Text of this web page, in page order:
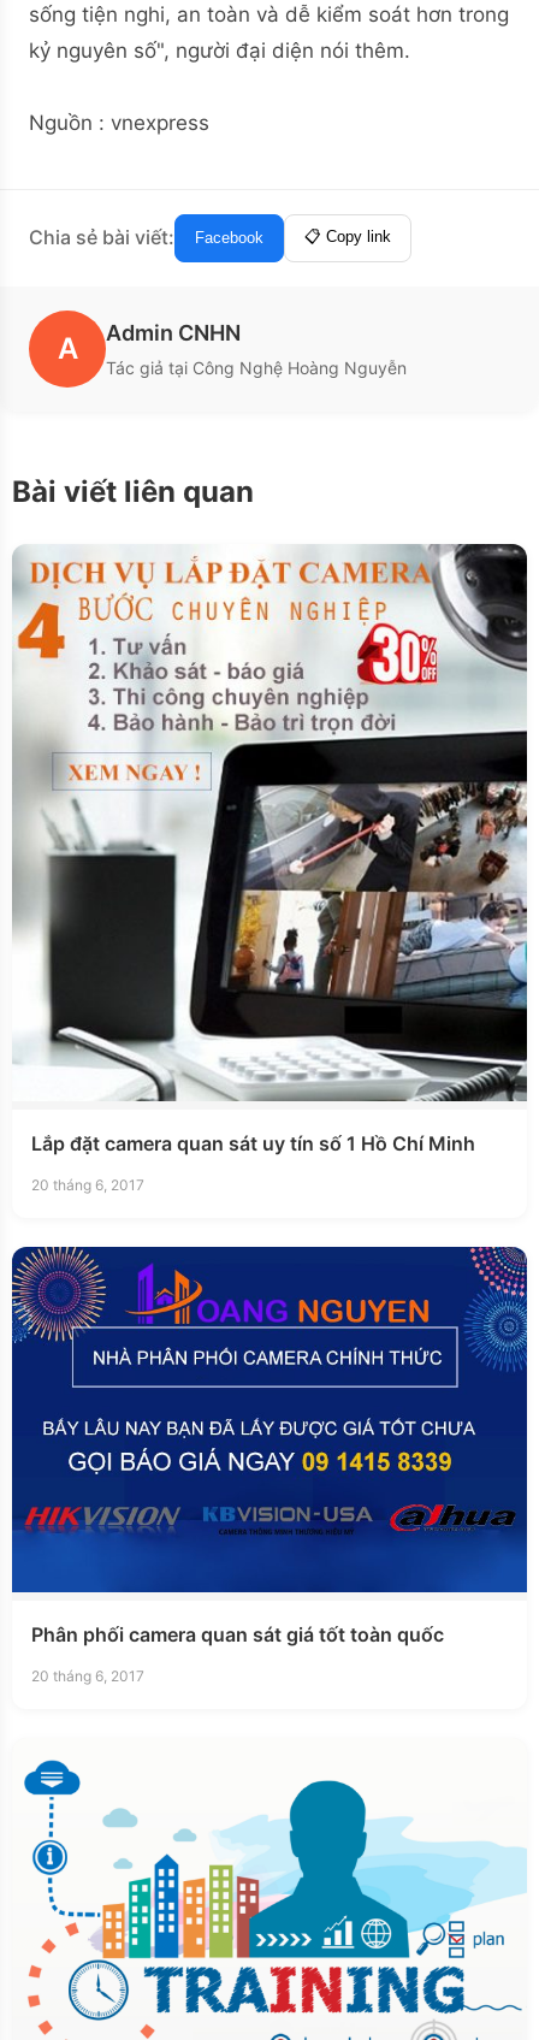
sống tiện nghi, an toàn và dễ kiểm soát hơn trong
kỷ nguyên số", người đại diện nói thêm.
Nguồn : vnexpress
Chia sẻ bài viết: Facebook 📋 Copy link
A Admin CNHN
Tác giả tại Công Nghệ Hoàng Nguyễn
Bài viết liên quan
Lắp đặt camera quan sát uy tín số 1 Hồ Chí Minh
20 tháng 6, 2017
Phân phối camera quan sát giá tốt toàn quốc
20 tháng 6, 2017